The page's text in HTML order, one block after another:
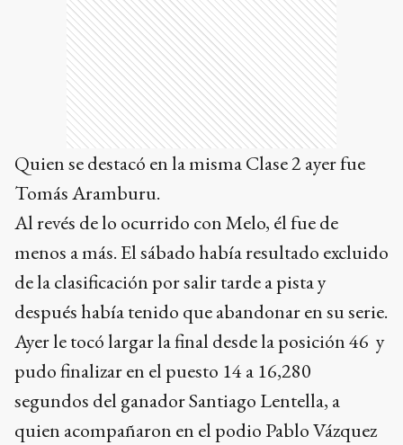
Quien se destacó en la misma Clase 2 ayer fue
Tomás Aramburu.
Al revés de lo ocurrido con Melo, él fue de
menos a más. El sábado había resultado excluido
de la clasificación por salir tarde a pista y
después había tenido que abandonar en su serie.
Ayer le tocó largar la final desde la posición 46 y
pudo finalizar en el puesto 14 a 16,280
segundos del ganador Santiago Lentella, a
quien acompañaron en el podio Pablo Vázquez